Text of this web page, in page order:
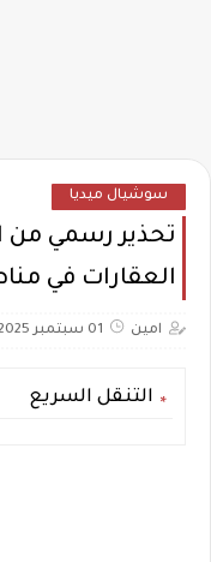
سوشيال ميديا
تحذير رسمي من
العقارات في
امين 01 سبتمبر 2025
التنقل السريع